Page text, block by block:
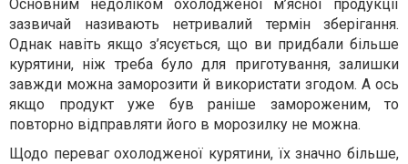
Основним недоліком охолодженої м’ясної продукції
зазвичай називають нетривалий термін зберігання.
Однак навіть якщо з’ясується, що ви придбали більше
курятини, ніж треба було для приготування, залишки
завжди можна заморозити й використати згодом. А ось
якщо продукт уже був раніше замороженим, то
повторно відправляти його в морозилку не можна.
Щодо переваг охолодженої курятини, їх значно більше,